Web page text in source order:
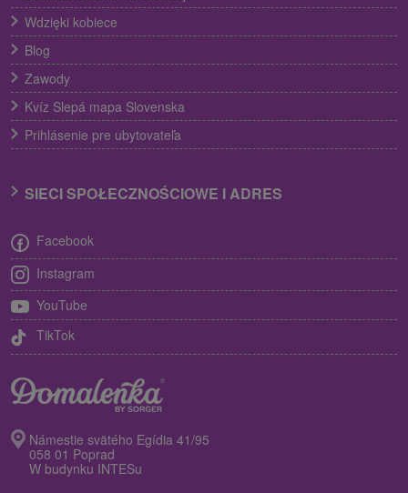
Wdzięki kobiece
Blog
Zawody
Kvíz Slepá mapa Slovenska
Prihlásenie pre ubytovateľa
SIECI SPOŁECZNOŚCIOWE I ADRES
Facebook
Instagram
YouTube
TikTok
Námestie svätého Egídia 41/95
058 01 Poprad
W budynku INTESu